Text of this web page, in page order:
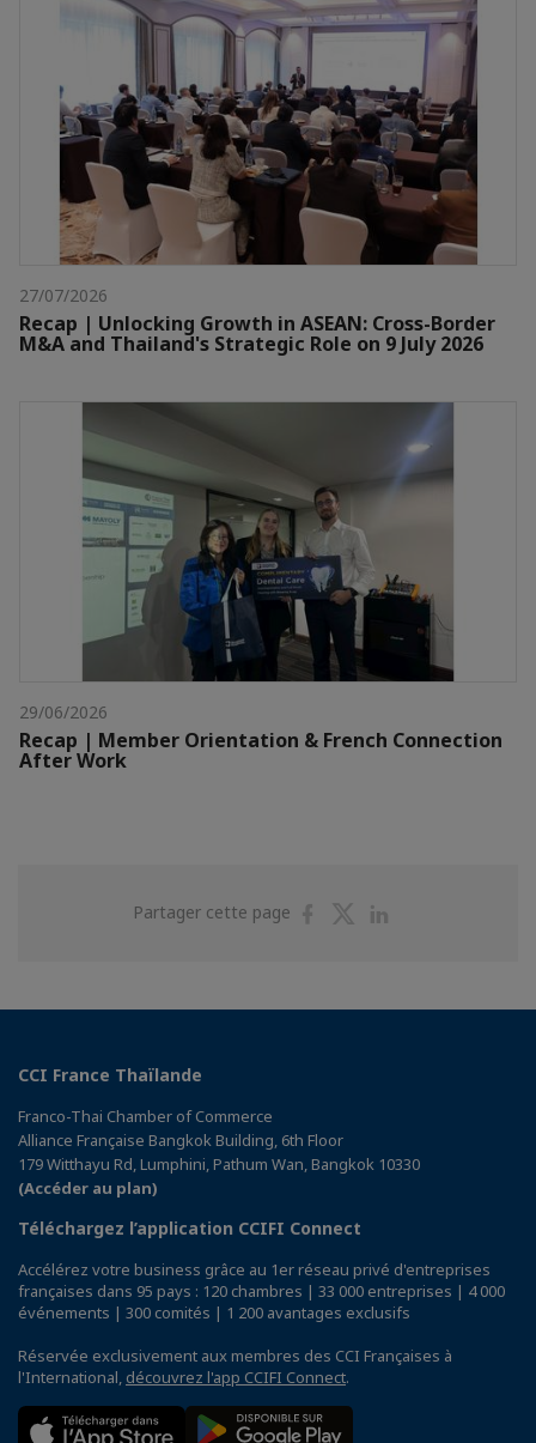
27/07/2026
Recap | Unlocking Growth in ASEAN: Cross-Border
M&A and Thailand's Strategic Role on 9 July 2026
29/06/2026
Recap | Member Orientation & French Connection
After Work
Partager cette page
PartagerPartager
CCI France Thaïlande
Franco-Thai Chamber of Commerce
Alliance Française Bangkok Building, 6th Floor
179 Witthayu Rd, Lumphini, Pathum Wan, Bangkok 10330
(Accéder au plan)
Téléchargez l’application CCIFI Connect
Accélérez votre business grâce au 1er réseau privé d'entreprises
françaises dans 95 pays : 120 chambres | 33 000 entreprises | 4 000
événements | 300 comités | 1 200 avantages exclusifs
Réservée exclusivement aux membres des CCI Françaises à
l'International, découvrez l'app CCIFI Connect.